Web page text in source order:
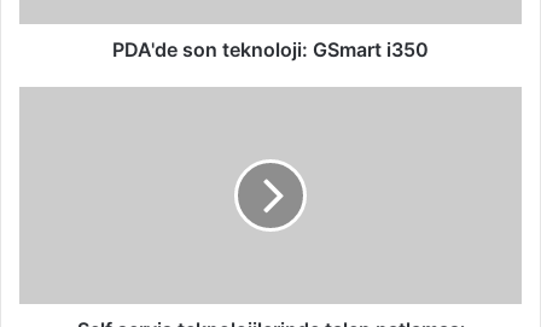
PDA'de son teknoloji: GSmart i350